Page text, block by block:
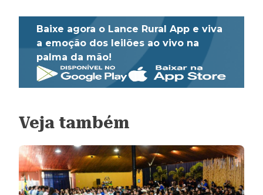
Baixe agora o Lance Rural App e viva
a emoção dos leilões ao vivo na
palma da mão!
Veja também